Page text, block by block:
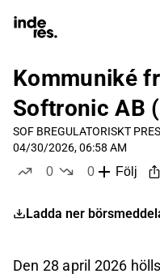
Kommuniké
Softronic AB
SOF BREGULATORISKT
04/30/2026, 06:58 AM
0
0
Följ
Ladda ner
Den 28 april 2026